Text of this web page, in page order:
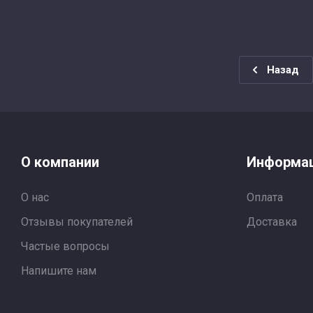
Назад
О компании
О нас
Отзывы покупателей
Частые вопросы
Напишите нам
Оплата
Доставка